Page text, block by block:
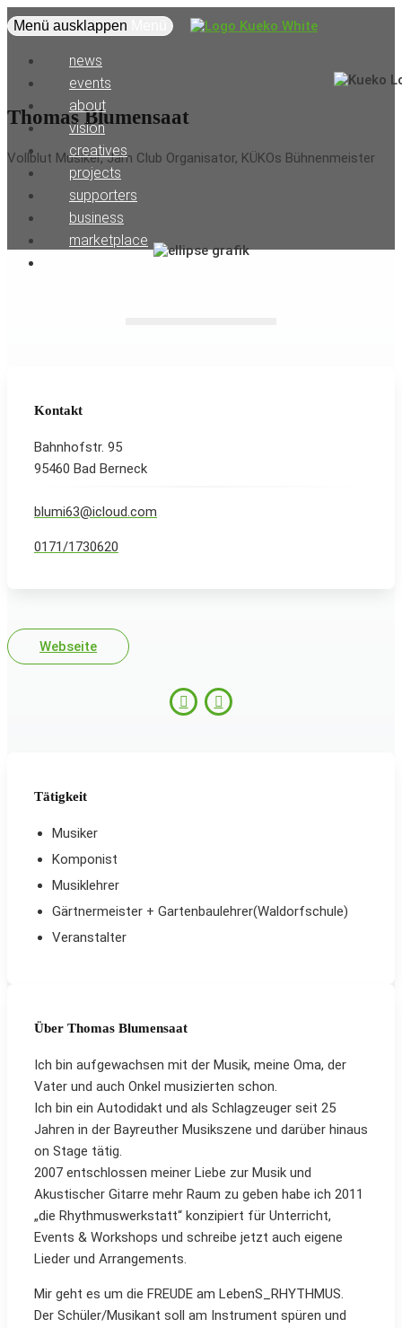
Menü ausklappen
news
events
about
vision
creatives
projects
supporters
business
marketplace
Thomas Blumensaat
Vollblut Musiker, Jam Club Organisator, KÜKOs Bühnenmeister
Kontakt
Bahnhofstr. 95
95460 Bad Berneck
blumi63@icloud.com
0171/1730620
Webseite
Tätigkeit
Musiker
Komponist
Musiklehrer
Gärtnermeister + Gartenbaulehrer(Waldorfschule)
Veranstalter
Über Thomas Blumensaat
Ich bin aufgewachsen mit der Musik, meine Oma, der
Vater und auch Onkel musizierten schon.
Ich bin ein Autodidakt und als Schlagzeuger seit 25
Jahren in der Bayreuther Musikszene und darüber hinaus
on Stage tätig.
2007 entschlossen meiner Liebe zur Musik und
Akustischer Gitarre mehr Raum zu geben habe ich 2011
„die Rhythmuswerkstatt“ konzipiert für Unterricht,
Events & Workshops und schreibe jetzt auch eigene
Lieder und Arrangements.
Mir geht es um die FREUDE am LebenS_RHYTHMUS.
Der Schüler/Musikant soll am Instrument spüren und